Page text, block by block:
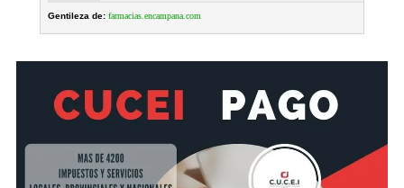
Gentileza de: farmacias.encampana.com